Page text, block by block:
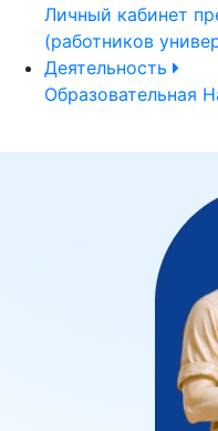
Личный кабинет
(работников
Деятельность
Образовательная